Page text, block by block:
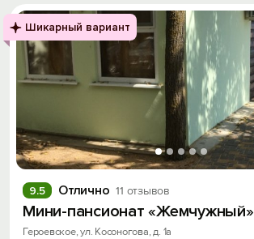
Шикарный вариант
Отлично 11 отзывов
9.5
Мини-пансионат «Жемчужный»
Героевское, ул. Косоногова, д. 1а